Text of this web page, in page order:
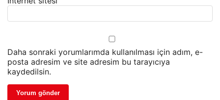
Daha sonraki yorumlarımda kullanılması için adım, e-
posta adresim ve site adresim bu tarayıcıya
kaydedilsin.